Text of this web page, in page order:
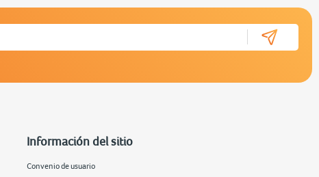
Información del sitio
Convenio de usuario